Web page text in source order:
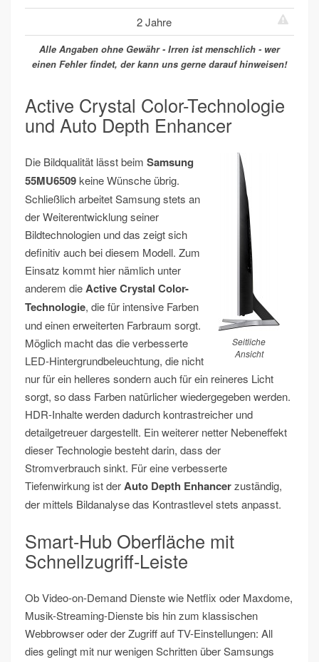
2 Jahre
Alle Angaben ohne Gewähr - Irren ist menschlich - wer
einen Fehler findet, der kann uns gerne darauf hinweisen!
Active Crystal Color-Technologie
und Auto Depth Enhancer
Seitliche
Ansicht
Die Bildqualität lässt beim Samsung
55MU6509keine Wünsche übrig.
Schließlich arbeitet Samsung stets an
der Weiterentwicklung seiner
Bildtechnologien und das zeigt sich
definitiv auch bei diesem Modell. Zum
Einsatz kommt hier nämlich unter
anderem dieActive Crystal Color-
Technologie, die für intensive Farben
und einen erweiterten Farbraum sorgt.
Möglich macht das die verbesserte
LED-Hintergrundbeleuchtung, die nicht
nur für ein helleres sondern auch für ein reineres Licht
sorgt, so dass Farben natürlicher wiedergegeben werden.
HDR-Inhalte werden dadurch kontrastreicher und
detailgetreuer dargestellt. Ein weiterer netter Nebeneffekt
dieser Technologie besteht darin, dass der
Stromverbrauch sinkt. Für eine verbesserte
Tiefenwirkung ist derAuto Depth Enhancerzuständig,
der mittels Bildanalyse das Kontrastlevel stets anpasst.
Smart-Hub Oberfläche mit
Schnellzugriff-Leiste
Ob Video-on-Demand Dienste wie Netflix oder Maxdome,
Musik-Streaming-Dienste bis hin zum klassischen
Webbrowser oder der Zugriff auf TV-Einstellungen: All
dies gelingt mit nur wenigen Schritten über Samsungs